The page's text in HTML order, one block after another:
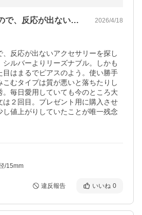
金属アレルギーなので、反応が出ないアク… 2026/4/18
反応が出ないアクセサリーを探し
シルバーよりリーズナブル。しかも
目はまるでピアスのよう。使い勝手
こむタイプは質が悪いと落ちたりし
。毎日愛用していても今のところ大
は２回目。プレゼント用に購入させ
し値上がりしていたことが唯一残念
/15mm
違反報告 いいね 0